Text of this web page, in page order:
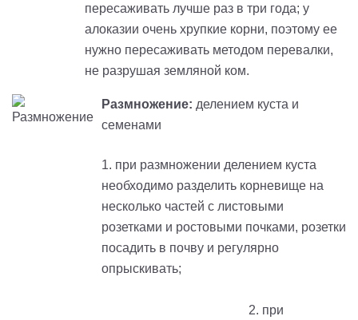
пересаживать лучше раз в три года; у
алоказии очень хрупкие корни, поэтому ее
нужно пересаживать методом перевалки,
не разрушая земляной ком.
Размножение: делением куста и
семенами
1. при размножении делением куста
необходимо разделить корневище на
несколько частей с листовыми
розетками и ростовыми почками, розетки
посадить в почву и регулярно
опрыскивать;
2. при